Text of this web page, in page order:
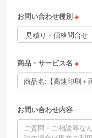
お問い合わせ種別 ※
商品・サービス名 ※
お問い合わせ内容